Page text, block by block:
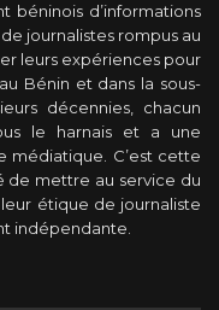
béninois d’informations
journalistes rompus au
leurs expériences pour
Bénin et dans la sous-
décennies, chacun
le harnais et a une
médiatique. C’est cette
de mettre au service du
étique de journaliste
indépendante.